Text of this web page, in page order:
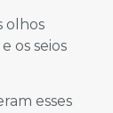
olhos
os seios
esses